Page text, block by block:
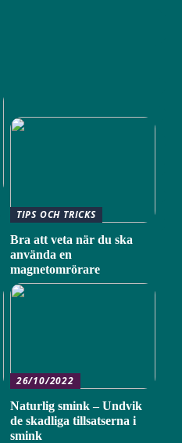
TIPS OCH TRICKS
Bra att veta när du ska
använda en
magnetomrörare
26/10/2022
Naturlig smink – Undvik
de skadliga tillsatserna i
smink